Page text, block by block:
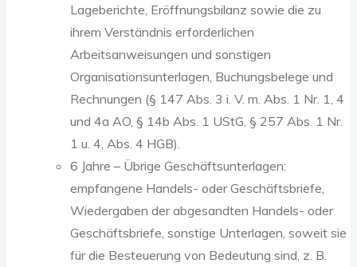
Lageberichte, Eröffnungsbilanz sowie die zu
ihrem Verständnis erforderlichen
Arbeitsanweisungen und sonstigen
Organisationsunterlagen, Buchungsbelege und
Rechnungen (§ 147 Abs. 3 i. V. m. Abs. 1 Nr. 1, 4
und 4a AO, § 14b Abs. 1 UStG, § 257 Abs. 1 Nr.
1 u. 4, Abs. 4 HGB).
6 Jahre – Übrige Geschäftsunterlagen:
empfangene Handels- oder Geschäftsbriefe,
Wiedergaben der abgesandten Handels- oder
Geschäftsbriefe, sonstige Unterlagen, soweit sie
für die Besteuerung von Bedeutung sind, z. B.